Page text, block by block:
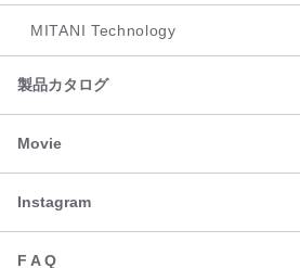
MITANI Technology
製品カタログ
Movie
Instagram
F A Q